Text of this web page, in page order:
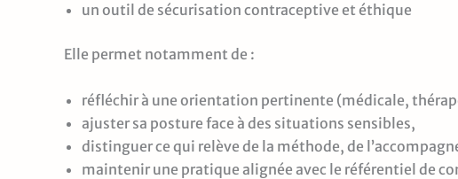
un outil de sécurisation contraceptive et éthique
Elle permet notamment de :
réfléchir à une orientation pertinente (médicale,
ajuster sa posture face à des situations sensibles,
distinguer ce qui relève de la méthode, de
maintenir une pratique alignée avec le référentiel de